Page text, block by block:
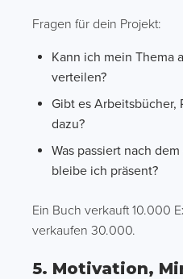
Fragen für dein Projekt:
Kann ich mein Thema
verteilen?
Gibt es Arbeitsbücher,
dazu?
Was passiert nach
bleibe ich präsent?
Ein Buch verkauft 10.000
verkaufen 30.000.
5. Motivation,